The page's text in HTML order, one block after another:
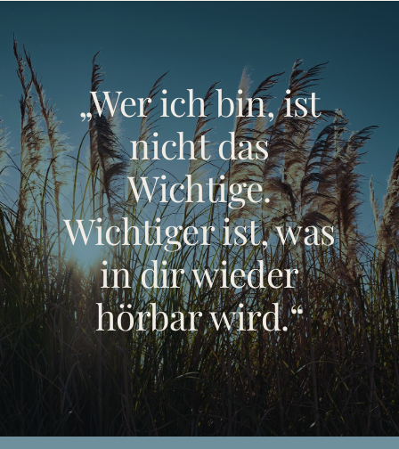
„Wer ich bin, ist
nicht das
Wichtige.
Wichtiger ist, was
in dir wieder
hörbar wird.“